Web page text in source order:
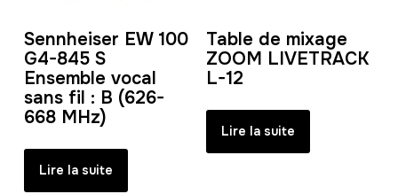
Sennheiser EW 100
G4-845 S
Ensemble vocal
sans fil : B (626-
668 MHz)
Lire la suite
Table de mixage
ZOOM LIVETRACK
L-12
Lire la suite